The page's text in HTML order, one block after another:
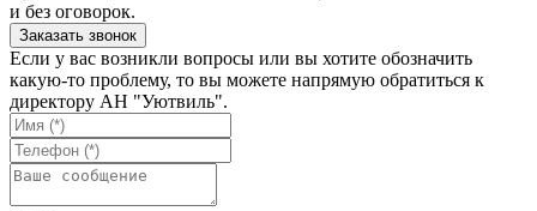
и без оговорок.
Если у вас возникли вопросы или вы хотите обозначить
какую-то проблему, то вы можете напрямую обратиться к
директору АН "Уютвиль".